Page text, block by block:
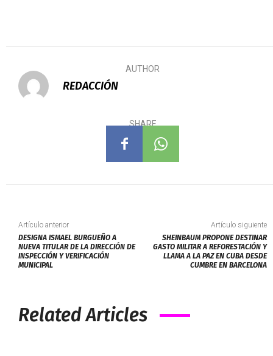
AUTHOR
REDACCIÓN
SHARE
Artículo anterior
DESIGNA ISMAEL BURGUEÑO A
NUEVA TITULAR DE LA DIRECCIÓN DE
INSPECCIÓN Y VERIFICACIÓN
MUNICIPAL
Artículo siguiente
SHEINBAUM PROPONE DESTINAR
GASTO MILITAR A REFORESTACIÓN Y
LLAMA A LA PAZ EN CUBA DESDE
CUMBRE EN BARCELONA
Related Articles